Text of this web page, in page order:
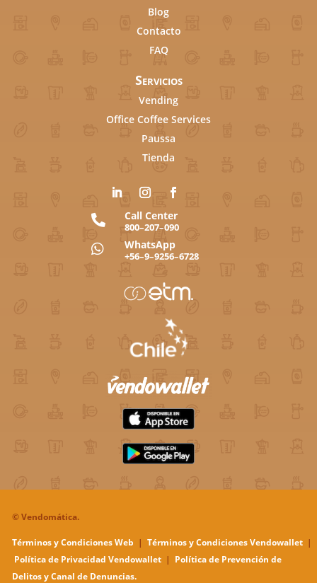
Blog
Contacto
FAQ
Servicios
Vending
Office Coffee Services
Paussa
Tienda
 Call Center
800–207–090
 WhatsApp
+56–9–9256–6728
©Vendomática.
Términos y Condiciones Web | Términos y Condiciones Vendowallet |
Política de Privacidad Vendowallet | Política de Prevención de
Delitos y Canal de Denuncias.